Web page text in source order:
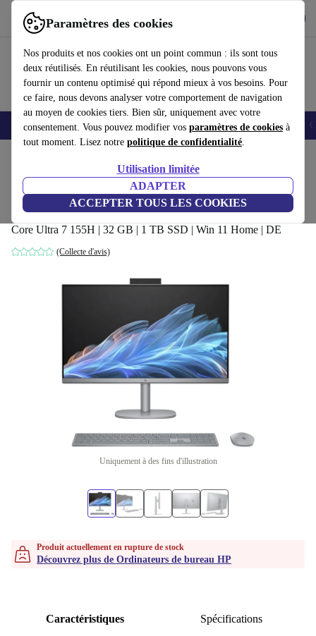
Paramètres des cookies
Nos produits et nos cookies ont un point commun : ils sont tous
deux réutilisés. En réutilisant les cookies, nous pouvons vous
fournir un contenu optimisé qui répond mieux à vos besoins. Pour
ce faire, nous devons analyser votre comportement de navigation
au moyen de cookies tiers. Bien sûr, uniquement avec votre
consentement. Vous pouvez modifier vos paramètres de cookies à
tout moment. Lisez notre politique de confidentialité.
Utilisation limitée
ADAPTER
ACCEPTER TOUS LES COOKIES
Utilisez refurbed rapidement et facilement
Smartphones Laptops Tablettes Montres connectées Accessoires
HP OmniStudio X All-in-One 32-c | 31.5-
pouces
Core Ultra 7 155H | 32 GB | 1 TB SSD | Win 11 Home | DE
(Collecte d'avis)
Uniquement à des fins d'illustration
Produit actuellement en rupture de stock
Découvrez plus de Ordinateurs de bureau HP
Caractéristiques Spécifications